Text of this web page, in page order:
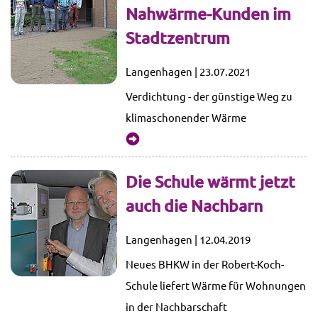
Nahwärme-Kunden im
Stadtzentrum
Langenhagen | 23.07.2021
Verdichtung - der günstige Weg zu
klimaschonender Wärme
Die Schule wärmt jetzt
auch die Nachbarn
Langenhagen | 12.04.2019
Neues BHKW in der Robert-Koch-
Schule liefert Wärme für Wohnungen
in der Nachbarschaft